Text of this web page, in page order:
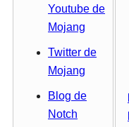
Youtube de
Mojang
Twitter de
Mojang
Blog de
Notch